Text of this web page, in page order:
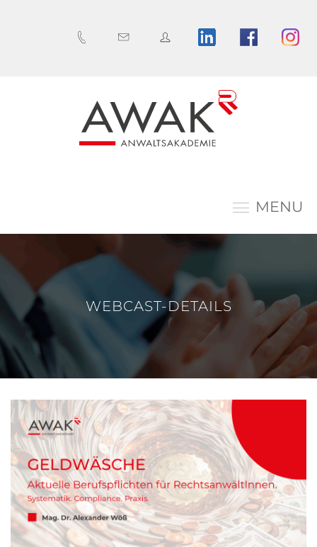
MENU
WEBCAST-DETAILS